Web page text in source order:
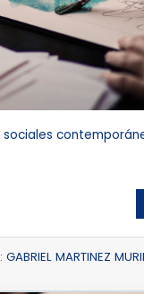
sociales
GABRIEL MARTINEZ